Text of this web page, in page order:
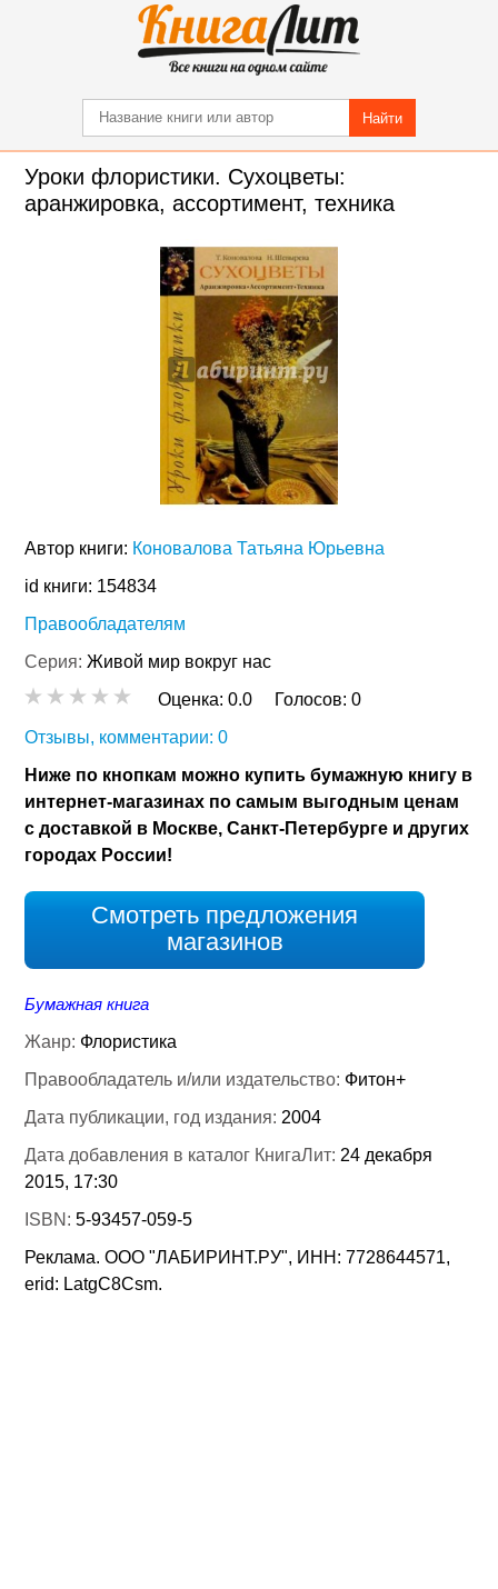
Найти
Уроки флористики. Сухоцветы:
аранжировка, ассортимент, техника
Автор книги: Коновалова Татьяна Юрьевна
id книги: 154834
Правообладателям
Серия:Живой мир вокруг нас
Оценка:0.0 Голосов:0
Отзывы, комментарии: 0
Ниже по кнопкам можно купить бумажную книгу в
интернет-магазинах по самым выгодным ценам
с доставкой в Москве, Санкт-Петербурге и других
городах России!
Смотреть предложения
магазинов
Бумажная книга
Жанр: Флористика
Правообладатель и/или издательство: Фитон+
Дата публикации, год издания: 2004
Дата добавления в каталог КнигаЛит: 24 декабря
2015, 17:30
ISBN:5-93457-059-5
Реклама. ООО "ЛАБИРИНТ.РУ", ИНН: 7728644571,
erid: LatgC8Csm.